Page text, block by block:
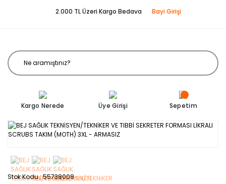
2.000 TL Üzeri Kargo Bedava Bayi Girişi
Kargo Nerede Üye Girişi Sepetim
Stok Kodu 55738008